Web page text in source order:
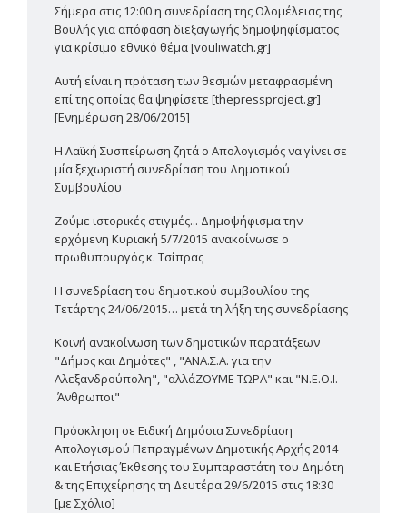
Σήμερα στις 12:00 η συνεδρίαση της Ολομέλειας της
Βουλής για απόφαση διεξαγωγής δημοψηφίσματος
για κρίσιμο εθνικό θέμα [vouliwatch.gr]
Αυτή είναι η πρόταση των θεσμών μεταφρασμένη
επί της οποίας θα ψηφίσετε [thepressproject.gr]
[Ενημέρωση 28/06/2015]
Η Λαϊκή Συσπείρωση ζητά ο Απολογισμός να γίνει σε
μία ξεχωριστή συνεδρίαση του Δημοτικού
Συμβουλίου
Ζούμε ιστορικές στιγμές... Δημοψήφισμα την
ερχόμενη Κυριακή 5/7/2015 ανακοίνωσε ο
πρωθυπουργός κ. Τσίπρας
Η συνεδρίαση του δημοτικού συμβουλίου της
Τετάρτης 24/06/2015… μετά τη λήξη της συνεδρίασης
Κοινή ανακοίνωση των δημοτικών παρατάξεων
"Δήμος και Δημότες" , "ΑΝΑ.Σ.Α. για την
Αλεξανδρούπολη", "αλλάΖΟΥΜΕ ΤΩΡΑ" και "Ν.Ε.Ο.Ι.
Άνθρωποι"
Πρόσκληση σε Ειδική Δημόσια Συνεδρίαση
Απολογισμού Πεπραγμένων Δημοτικής Αρχής 2014
και Ετήσιας Έκθεσης του Συμπαραστάτη του Δημότη
& της Επιχείρησης τη Δευτέρα 29/6/2015 στις 18:30
[με Σχόλιο]